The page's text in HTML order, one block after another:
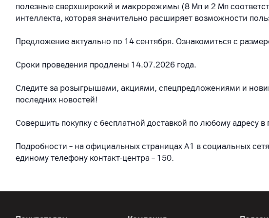
полезные сверхширокий и макрорежимы (8 Мп и 2 Мп
интеллекта, которая значительно расширяет возможности
Предложение актуально по 14 сентября. Ознакомиться с
Сроки проведения продлены 14.07.2026 года.
Следите за розыгрышами, акциями, спецпредложениями и
последних новостей!
Совершить покупку с бесплатной доставкой по любому адресу
Подробности – на официальных страницах A1 в социальных
единому телефону контакт-центра – 150.